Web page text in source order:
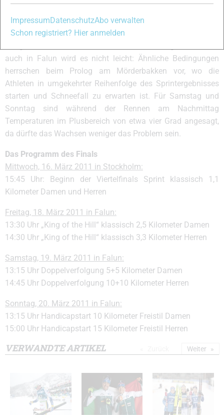
einfache Wachsbedingungen zu erwarten. Die Temperaturen
liegen in Stockholm dieser Tage um den Gefrierpunkt,
auch in Falun wird es nicht leicht: Ähnliche Bedingungen
herrschen beim Prolog am Mörderbakken vor, wo die
Athleten in umgekehrter Reihenfolge des Sprintergebnisses
starten und Schneefall zu erwarten ist. Für Samstag und
Sonntag sind während der Rennen am Nachmittag
Temperaturen im Plusbereich von etwa vier Grad angesagt,
da dürfte das Wachsen weniger das Problem sein.
Das Programm des Finals
Mittwoch, 16. März 2011 in Stockholm:
15:45 Uhr: Beginn der Viertelfinals Sprint klassisch 1,1
Kilometer Damen und Herren
Freitag, 18. März 2011 in Falun:
13:30 Uhr „King of the Hill“ klassisch 2,5 Kilometer Damen
14:30 Uhr „King of the Hill“ klassisch 3,3 Kilometer Herren
Samstag, 19. März 2011 in Falun:
13:15 Uhr Doppelverfolgung 5+5 Kilometer Damen
14:45 Uhr Doppelverfolgung 10+10 Kilometer Herren
Sonntag, 20. März 2011 in Falun:
13:15 Uhr Handicapstart 10 Kilometer Freistil Damen
15:00 Uhr Handicapstart 15 Kilometer Freistil Herren
VERWANDTE ARTIKEL Weiter
Impressum DatenschutzAbo verwalten
Schon registriert? Hier anmelden